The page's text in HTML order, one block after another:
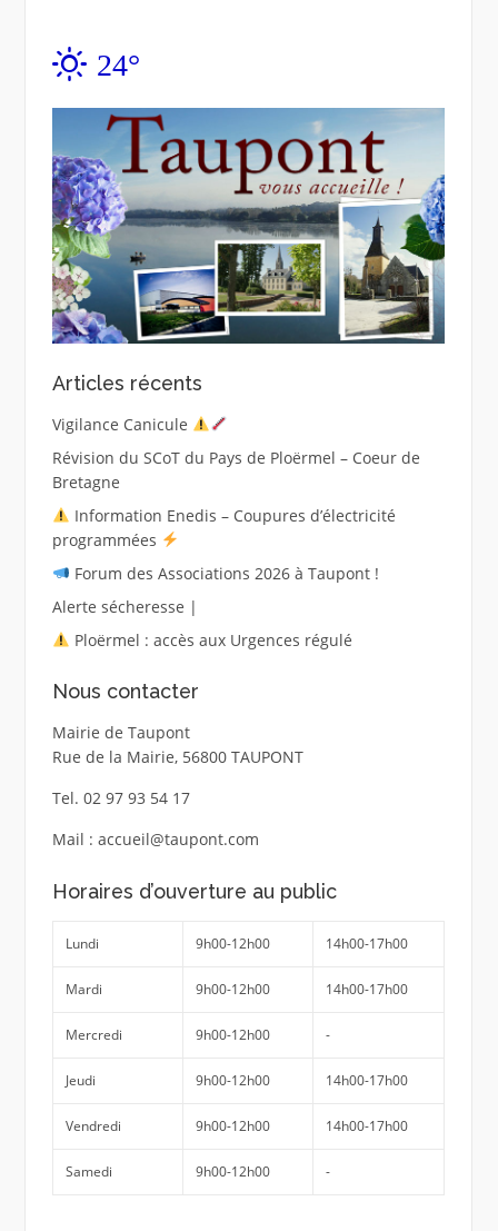
24°
Articles récents
Vigilance Canicule
Révision du SCoT du Pays de Ploërmel – Coeur de
Bretagne
Information Enedis – Coupures d’électricité
programmées
Forum des Associations 2026 à Taupont !
Alerte sécheresse |
Ploërmel : accès aux Urgences régulé
Nous contacter
Mairie de Taupont
Rue de la Mairie, 56800 TAUPONT
Tel. 02 97 93 54 17
Mail : accueil@taupont.com
Horaires d’ouverture au public
Lundi 9h00-12h00 14h00-17h00
Mardi 9h00-12h00 14h00-17h00
Mercredi 9h00-12h00 -
Jeudi 9h00-12h00 14h00-17h00
Vendredi 9h00-12h00 14h00-17h00
Samedi 9h00-12h00 -